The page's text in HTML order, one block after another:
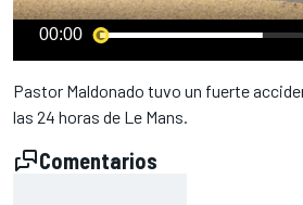
00:00
Pastor Maldonado tuvo un fuerte
las 24 horas de Le Mans.
Comentarios